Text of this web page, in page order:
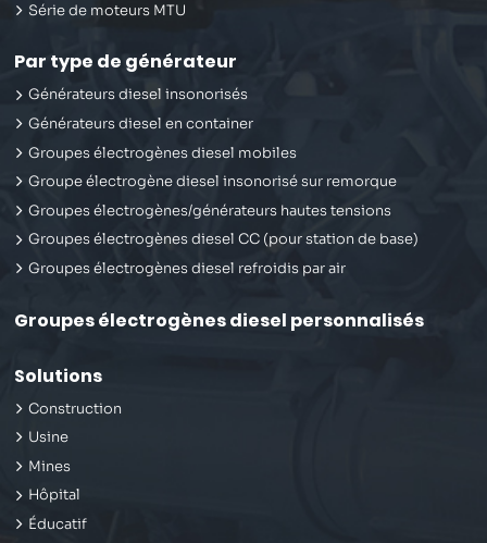
Série de moteurs MTU
Par type de générateur
Générateurs diesel insonorisés
Générateurs diesel en container
Groupes électrogènes diesel mobiles
Groupe électrogène diesel insonorisé sur remorque
Groupes électrogènes/générateurs hautes tensions
Groupes électrogènes diesel CC (pour station de base)
Groupes électrogènes diesel refroidis par air
Groupes électrogènes diesel personnalisés
Solutions
Construction
Usine
Mines
Hôpital
Éducatif